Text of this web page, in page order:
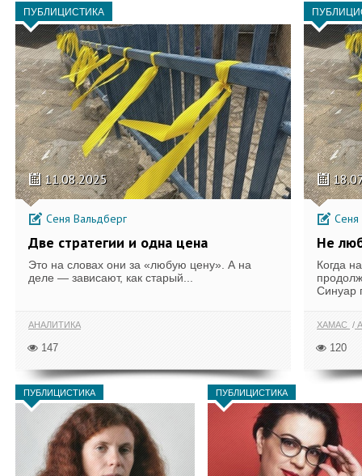
ПУБЛИЦИСТИКА
11.08.2025
Сеня Вальдберг
Две стратегии и одна цена
Это на словах они за «любую цену». А на
деле — зависают, как старый...
АНАЛИТИКА
147
Сеня
Не
Когда
Синуар
ХАМАС
120
ПУБЛИЦИСТИКА ПУБЛИЦИСТИКА